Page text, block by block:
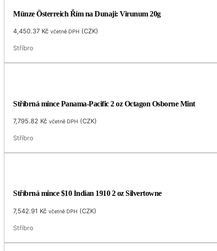
Münze Österreich Řím na Dunaji: Virunum 20g
4,450.37 Kč včetně DPH (CZK)
Stříbro
Stříbrná mince Panama-Pacific 2 oz Octagon Osborne Mint
7,795.82 Kč včetně DPH (CZK)
Stříbro
Stříbrná mince $10 Indian 1910 2 oz Silvertowne
7,542.91 Kč včetně DPH (CZK)
Stříbro